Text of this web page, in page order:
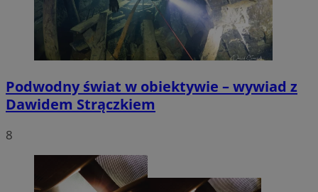
Podwodny świat w obiektywie – wywiad z
Dawidem Strączkiem
8